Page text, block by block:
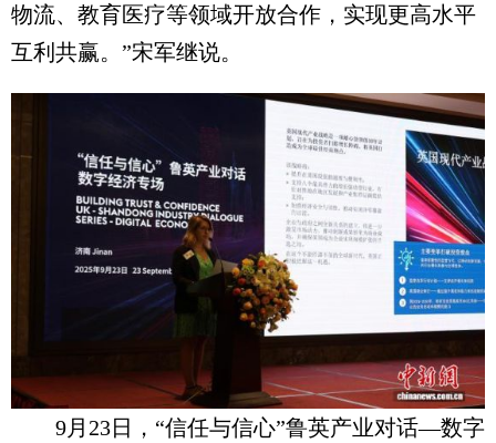
物流、教育医疗等领域开放合作，实现更高水平
互利共赢。”宋军继说。
9月23日，“信任与信心”鲁英产业对话—数字